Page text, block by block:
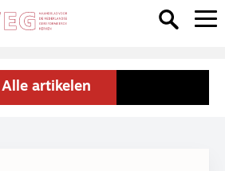
Alle artikelen